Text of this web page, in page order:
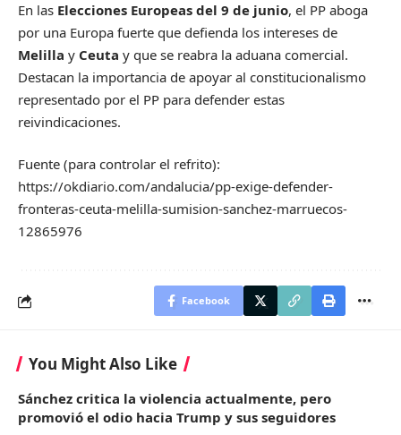
En las Elecciones Europeas del 9 de junio, el PP aboga
por una Europa fuerte que defienda los intereses de
Melilla y Ceuta y que se reabra la aduana comercial.
Destacan la importancia de apoyar al constitucionalismo
representado por el PP para defender estas
reivindicaciones.
Fuente (para controlar el refrito):
https://okdiario.com/andalucia/pp-exige-defender-
fronteras-ceuta-melilla-sumision-sanchez-marruecos-
12865976
Facebook
You Might Also Like
Sánchez critica la violencia actualmente, pero
promovió el odio hacia Trump y sus seguidores